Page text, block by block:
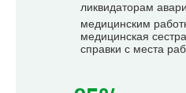
ликвидаторам
медицинским
медицинская
справки с места